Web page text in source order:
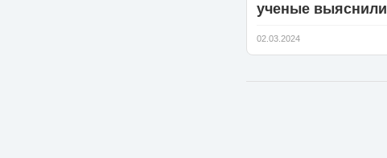
ученые выяснили
органики на Марсе
02.03.2024